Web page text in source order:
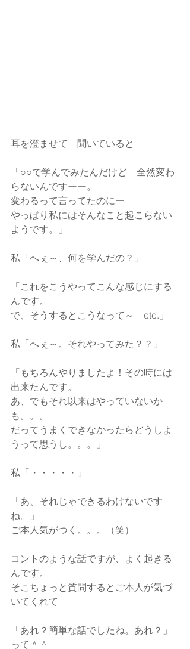
耳を澄ませて　聞いていると
「○○で学んでみたんだけど　全然変わ
らないんですーー。
変わるって言ってたのにー
やっぱり私にはそんなこと起こらない
ようです。」
私「へぇ～、何を学んだの？」
「これをこうやってこんな感じにする
んです。
で、そうするとこうなって～　etc.」
私「へぇ～。それやってみた？？」
「もちろんやりましたよ！その時には
出来たんです。
あ、でもそれ以来はやっていないか
も。。。
だってうまくできなかったらどうしよ
うって思うし。。。」
私「・・・・・」
「あ、それじゃできるわけないです
ね。」
ご本人気がつく。。。（笑）
コントのような話ですが、よく起きる
んです。
そこちょっと質問するとご本人が気づ
いてくれて
「あれ？簡単な話でしたね。あれ？」
って＾＾